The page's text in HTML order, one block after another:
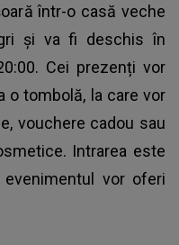
într-o casă veche
și va fi deschis în
Cei prezenți vor
o tombolă, la care vor
vouchere cadou sau
Intrarea este
vor oferi